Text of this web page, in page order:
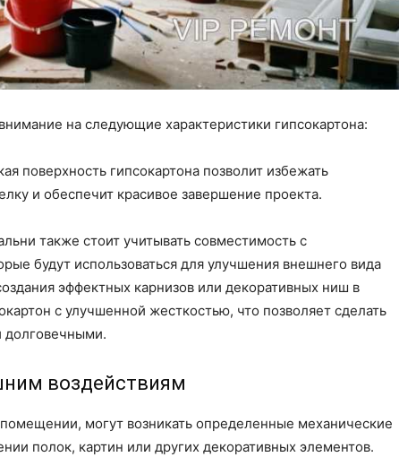
на следующие характеристики гипсокартона:
поверхность гипсокартона позволит избежать
и обеспечит красивое завершение проекта.
также стоит учитывать совместимость с
будут использоваться для улучшения внешнего вида
эффектных карнизов или декоративных ниш в
с улучшенной жесткостью, что позволяет сделать
долговечными.
воздействиям
могут возникать определенные механические
полок, картин или других декоративных элементов.